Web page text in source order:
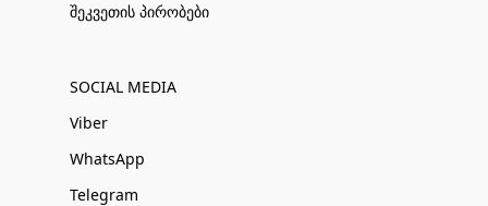
შეკვეთის პირობები
SOCIAL MEDIA
Viber
WhatsApp
Telegram